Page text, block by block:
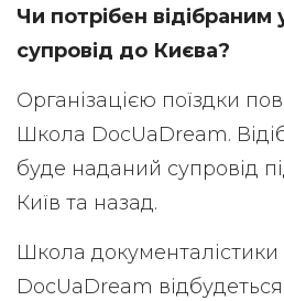
Чи потрібен відібраним
супровід до Києва?
Організацією поїздки
Школа DocUaDream.
буде наданий супровід
Київ та назад.
Школа документалістики
DocUaDream відбудеться